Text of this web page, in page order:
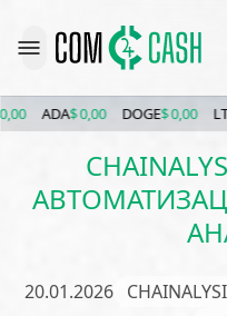
ADA$ 0,00 DOGE$ 0,00 LTC $
20.01.2026